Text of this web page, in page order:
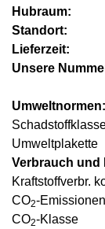
Hubraum:
Standort:
Lieferzeit:
Unsere
Umweltnormen:
Umweltplakette
Verbrauch und
Kraftstoffverbr.
CO2-
CO2-Klasse